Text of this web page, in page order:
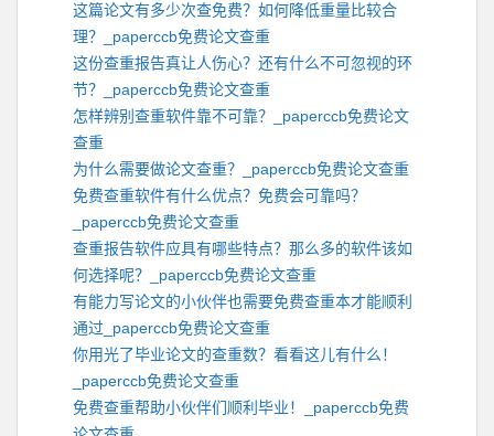
这篇论文有多少次查免费？如何降低重量比较合
理？_paperccb免费论文查重
这份查重报告真让人伤心？还有什么不可忽视的环
节？_paperccb免费论文查重
怎样辨别查重软件靠不可靠？_paperccb免费论文
查重
为什么需要做论文查重？_paperccb免费论文查重
免费查重软件有什么优点？免费会可靠吗？
_paperccb免费论文查重
查重报告软件应具有哪些特点？那么多的软件该如
何选择呢？_paperccb免费论文查重
有能力写论文的小伙伴也需要免费查重本才能顺利
通过_paperccb免费论文查重
你用光了毕业论文的查重数？看看这儿有什么！
_paperccb免费论文查重
免费查重帮助小伙伴们顺利毕业！_paperccb免费